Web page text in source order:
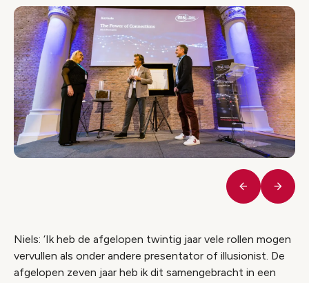
Vorige
Niels: ‘Ik heb de afgelopen twintig jaar vele rollen mogen
vervullen als onder andere presentator of illusionist. De
afgelopen zeven jaar heb ik dit samengebracht in een